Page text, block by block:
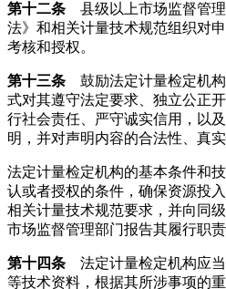
第十二条 县级以上市场监督管
法》和相关计量技术规范组织对
考核和授权。
第十三条 鼓励法定计量检定机
式对其遵守法定要求、独立公正
行社会责任、严守诚实信用，以
明，并对声明内容的合法性、真
法定计量检定机构的基本条件和
认或者授权的条件，确保资源投
相关计量技术规范要求，并向同
市场监督管理部门报告其履行职
第十四条 法定计量检定机构应
等技术资料，根据其所涉事项的